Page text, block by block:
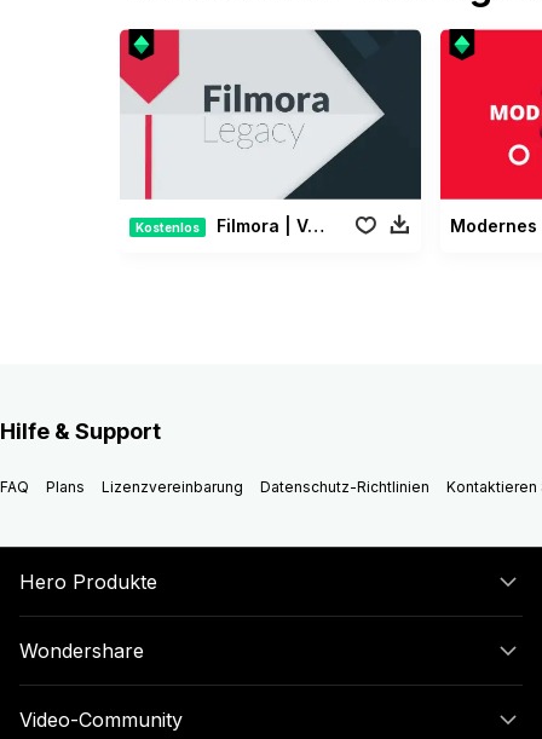
Kostenlos Filmora | Vermächtnis Paket
Hilfe & Support
FAQ Plans Lizenzvereinbarung Datenschutz-Richtlinien Kontaktieren
Hero Produkte
Wondershare
Video-Community